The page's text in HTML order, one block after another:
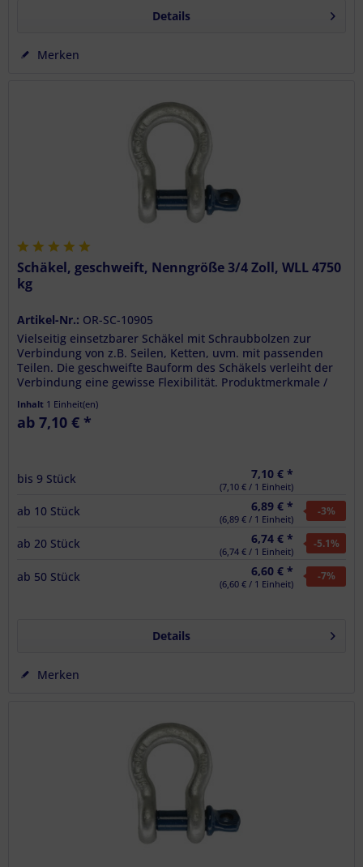
Details
Merken
Schäkel, geschweift, Nenngröße 3/4 Zoll, WLL 4750
kg
Artikel-Nr.: OR-SC-10905
Vielseitig einsetzbarer Schäkel mit Schraubbolzen zur
Verbindung von z.B. Seilen, Ketten, uvm. mit passenden
Teilen. Die geschweifte Bauform des Schäkels verleiht der
Verbindung eine gewisse Flexibilität. Produktmerkmale /
Inhalt 1 Einheit(en)
ab 7,10 € *
bis 9 Stück 7,10 € *
(7,10 € / 1 Einheit)
ab 10 Stück 6,89 € *
(6,89 € / 1 Einheit)
-3%
ab 20 Stück 6,74 € *
(6,74 € / 1 Einheit)
-5.1%
ab 50 Stück 6,60 € *
(6,60 € / 1 Einheit)
-7%
Details
Merken